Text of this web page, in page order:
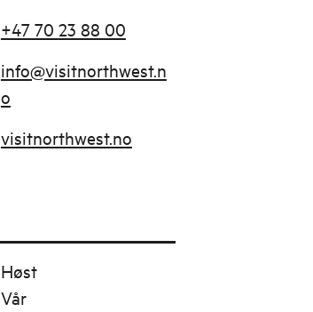
+47 70 23 88 00
info@visitnorthwest.n
o
visitnorthwest.no
Høst
Vår